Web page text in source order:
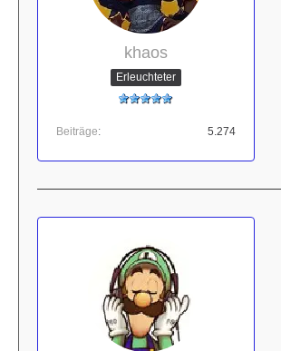
khaos
Erleuchteter
Beiträge 5.274